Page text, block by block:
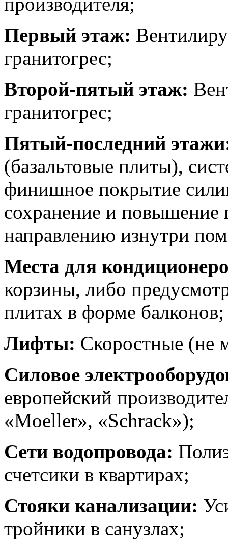
Первый этаж:
гранитогрес;
Второй-пятый этаж:
гранитогрес;
Пятый-последний
(базальтовые плиты),
финишное покрытие
сохранение и повышение
направлению изнутри
Места для
корзины, либо
плитах в форме балконов;
Лифты: Скоростные (не
Силовое
европейский
«Moeller», «Schrack»);
Сети водопровода:
счетсики в квартирах;
Стояки канализации:
тройники в санузлах;